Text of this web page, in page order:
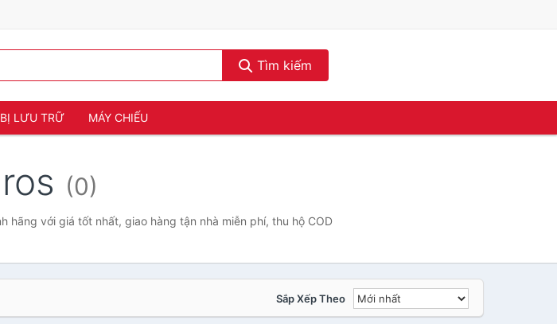
Tìm kiếm
LƯU TRỮ MÁY CHIẾU
(0)
hãng với giá tốt nhất, giao hàng tận nhà miễn phí, thu hộ COD
Sắp Xếp Theo